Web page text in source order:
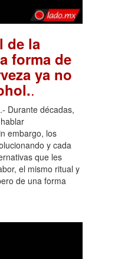
de la
forma de
ya no
.
Durante décadas,
embargo, los
y cada
que les
el mismo ritual y
de una forma